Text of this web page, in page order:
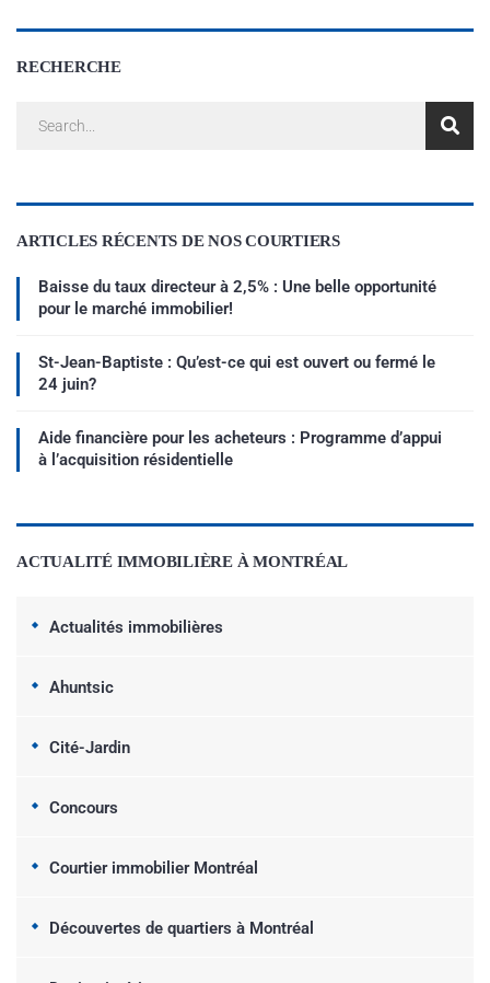
RECHERCHE
ARTICLES RÉCENTS DE NOS COURTIERS
Baisse du taux directeur à 2,5% : Une belle opportunité
pour le marché immobilier!
St-Jean-Baptiste : Qu’est-ce qui est ouvert ou fermé le
24 juin?
Aide financière pour les acheteurs : Programme d’appui
à l’acquisition résidentielle
ACTUALITÉ IMMOBILIÈRE À MONTRÉAL
Actualités immobilières
Ahuntsic
Cité-Jardin
Concours
Courtier immobilier Montréal
Découvertes de quartiers à Montréal